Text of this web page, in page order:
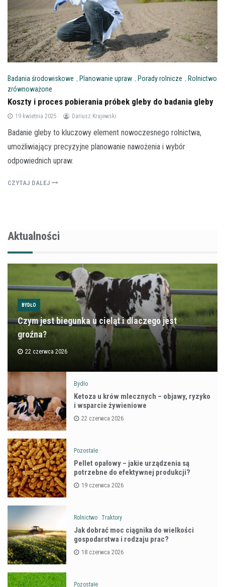
Badania środowiskowe , Planowanie upraw , Porady rolnicze , Rolnictwo
zrównoważone
Koszty i proces pobierania próbek gleby do badania gleby
19 kwietnia 2025 Dariusz Krajewski
Badanie gleby to kluczowy element nowoczesnego rolnictwa,
umożliwiający precyzyjne planowanie nawożenia i wybór
odpowiednich upraw.
CZYTAJ DALEJ
Aktualności
BYDŁO
Czym jest biegunka u cieląt i dlaczego jest
groźna?
22 czerwca 2026
Bydło
Ketoza u krów mlecznych – objawy, ryzyko
i wsparcie żywieniowe
22 czerwca 2026
Pozostałe
Pellet opałowy – jakie urządzenia są
potrzebne do efektywnej produkcji?
19 czerwca 2026
Rolnictwo Traktory
Jak dobrać moc ciągnika do wielkości
gospodarstwa i rodzaju prac?
18 czerwca 2026
Pozostałe